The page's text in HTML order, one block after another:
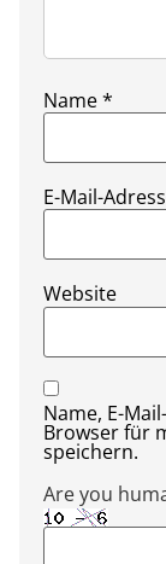
Name*
E-Mail-
Website
Name, E-
Browser für
speichern.
Are you